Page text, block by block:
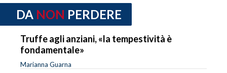
DA NON PERDERE
Truffe agli anziani, «la tempestività è
fondamentale»
Marianna Guarna